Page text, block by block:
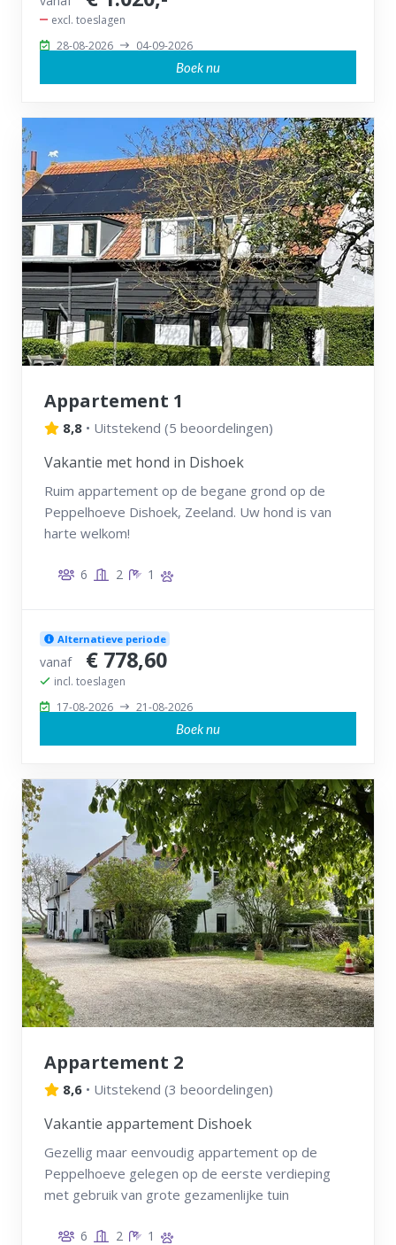
excl. toeslagen
28-08-2026
04-09-2026
Boek nu
Appartement 1
8,8 • Uitstekend (5 beoordelingen)
Vakantie met hond in Dishoek
Ruim appartement op de begane grond op de
Peppelhoeve Dishoek, Zeeland. Uw hond is van
harte welkom!
6 2 1
Alternatieve periode
vanaf € 778,60
incl. toeslagen
17-08-2026
21-08-2026
Boek nu
Appartement 2
8,6 • Uitstekend (3 beoordelingen)
Vakantie appartement Dishoek
Gezellig maar eenvoudig appartement op de
Peppelhoeve gelegen op de eerste verdieping
met gebruik van grote gezamenlijke tuin
6 2 1